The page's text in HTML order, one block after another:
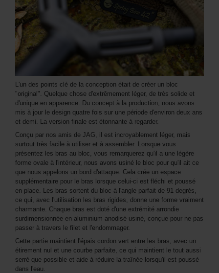
L'un des points clé de la conception était de créer un bloc
"original". Quelque chose d'extrêmement léger, de très solide et
d'unique en apparence. Du concept à la production, nous avons
mis à jour le design quatre fois sur une période d'environ deux ans
et demi. La version finale est étonnante à regarder.
Conçu par nos amis de JAG, il est incroyablement léger, mais
surtout très facile à utiliser et à assembler. Lorsque vous
présentez les bras au bloc, vous remarquerez qu'il a une légère
forme ovale à l'intérieur, nous avons usiné le bloc pour qu'il ait ce
que nous appelons un bord d'attaque. Cela crée un espace
supplémentaire pour le bras lorsque celui-ci est fléchi et poussé
en place. Les bras sortent du bloc à l'angle parfait de 91 degrés,
ce qui, avec l'utilisation les bras rigides, donne une forme vraiment
charmante. Chaque bras est doté d'une extrémité arrondie
surdimensionnée en aluminium anodisé usiné, conçue pour ne pas
passer à travers le filet et l'endommager.
Cette partie maintient l'épais cordon vert entre les bras, avec un
étirement nul et une courbe parfaite, ce qui maintient le tout aussi
serré que possible et aide à réduire la traînée lorsqu'il est poussé
dans l'eau.